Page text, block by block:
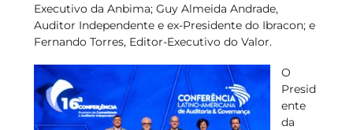
Executivo da Anbima; Guy Almeida Andrade,
Auditor Independente e ex-Presidente do Ibracon; e
Fernando Torres, Editor-Executivo do Valor.
O
Presid
ente
da